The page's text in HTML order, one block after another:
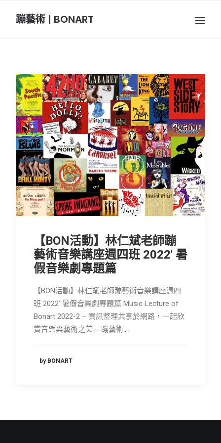
蹦藝術 | BONART
BON攝影
BON插畫
BON旅行
節慶長笛樂團
關於我們
SEARCH
【BON活動】林仁斌老師蹦
藝術音樂講座週四班 2022' 暑
假音樂劇專題篇
【BON活動】林仁斌老師蹦藝術音樂講座週四
班 2022' 暑假音樂劇專題篇 Music Lecture of
Bonart 2022-2 – 資訊整理共享於網路，一起欣
賞音樂與藝術之美 – 蹦藝術…
by BONART